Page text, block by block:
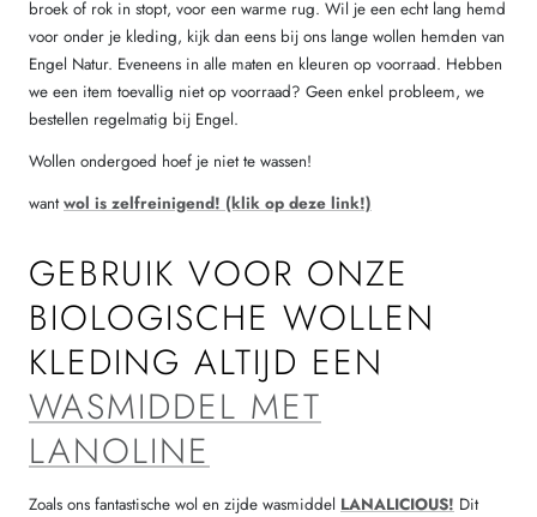
broek of rok in stopt, voor een warme rug. Wil je een echt lang hemd
voor onder je kleding, kijk dan eens bij ons lange wollen hemden van
Engel Natur. Eveneens in alle maten en kleuren op voorraad. Hebben
we een item toevallig niet op voorraad? Geen enkel probleem, we
bestellen regelmatig bij Engel.
Wollen ondergoed hoef je niet te wassen!
wantwol is zelfreinigend! (klik op deze link!)
GEBRUIK VOOR ONZE
BIOLOGISCHE WOLLEN
KLEDING ALTIJD EEN
WASMIDDEL MET
LANOLINE
Zoals ons fantastische wol en zijde wasmiddel LANALICIOUS! Dit